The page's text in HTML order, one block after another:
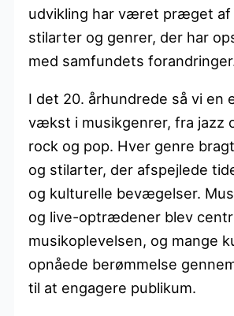
udvikling har været præget af
stilarter og genrer, der har
med samfundets
I det 20. århundrede så vi en
vækst i musikgenrer, fra jazz
rock og pop. Hver genre
og stilarter, der afspejlede
og kulturelle bevægelser.
og live-optrædener blev
musikoplevelsen, og mange
opnåede berømmelse
til at engagere publikum.